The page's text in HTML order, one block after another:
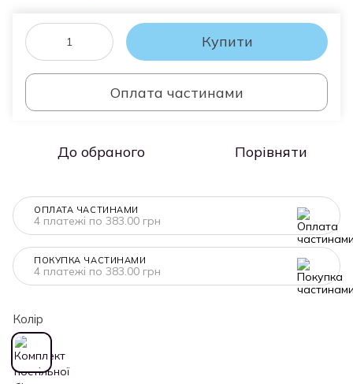
Купити
Оплата частинами
До обраного Порівняти
ОПЛАТА ЧАСТИНАМИ
4 платежі по 383.00 грн
ПОКУПКА ЧАСТИНАМИ
4 платежі по 383.00 грн
Колір